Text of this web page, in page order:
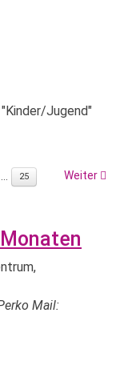
Jugend"
25 Weiter
Mail: